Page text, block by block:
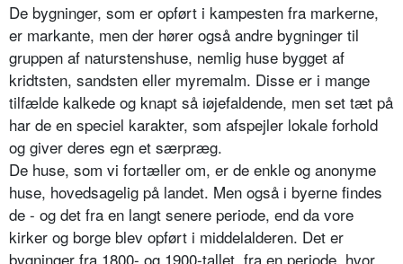
De bygninger, som er opført i kampesten fra markerne,
er markante, men der hører også andre bygninger til
gruppen af naturstenshuse, nemlig huse bygget af
kridtsten, sandsten eller myremalm. Disse er i mange
tilfælde kalkede og knapt så iøjefaldende, men set tæt på
har de en speciel karakter, som afspejler lokale forhold
og giver deres egn et særpræg.
De huse, som vi fortæller om, er de enkle og anonyme
huse, hovedsagelig på landet. Men også i byerne findes
de - og det fra en langt senere periode, end da vore
kirker og borge blev opført i middelalderen. Det er
bygninger fra 1800- og 1900-tallet, fra en periode, hvor